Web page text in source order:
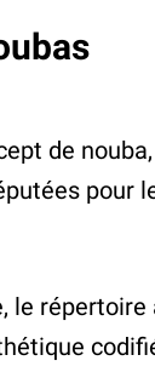
de
le